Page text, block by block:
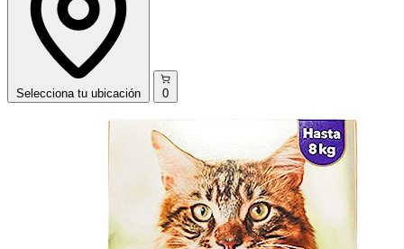
Selecciona tu ubicación 0